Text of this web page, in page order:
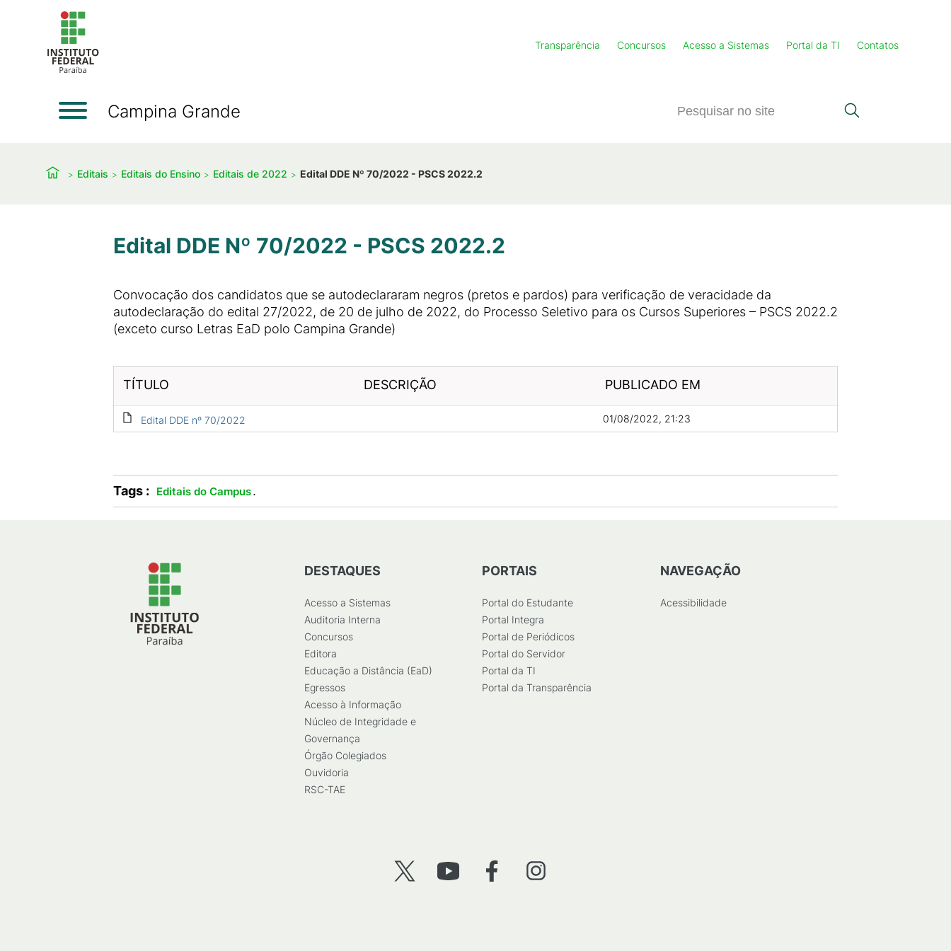
Transparência Concursos Acesso a Sistemas Portal da TI Contatos
Campina Grande
Editais Editais do Ensino Editais de 2022 Edital DDE Nº 70/2022 - PSCS 2022.2
Edital DDE Nº 70/2022 - PSCS 2022.2
Convocação dos candidatos que se autodeclararam negros (pretos e pardos) para verificação de veracidade da
autodeclaração do edital 27/2022, de 20 de julho de 2022, do Processo Seletivo para os Cursos Superiores – PSCS 2022.2
(exceto curso Letras EaD polo Campina Grande)
TÍTULO DESCRIÇÃO PUBLICADO EM
Edital DDE nº 70/2022 01/08/2022, 21:23
Tags : Editais do Campus.
DESTAQUES
Acesso a Sistemas
Auditoria Interna
Concursos
Editora
Educação a Distância (EaD)
Egressos
Acesso à Informação
Núcleo de Integridade e
Governança
Órgão Colegiados
Ouvidoria
RSC-TAE
PORTAIS
Portal do Estudante
Portal Integra
Portal de Periódicos
Portal do Servidor
Portal da TI
Portal da Transparência
NAVEGAÇÃO
Acessibilidade